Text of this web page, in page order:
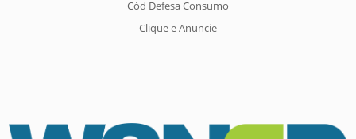
Cód Defesa Consumo
Clique e Anuncie